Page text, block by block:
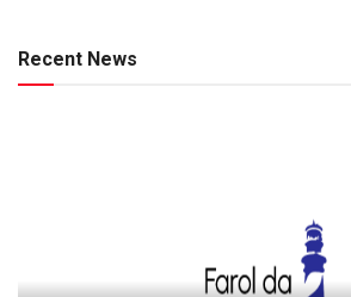
Recent News